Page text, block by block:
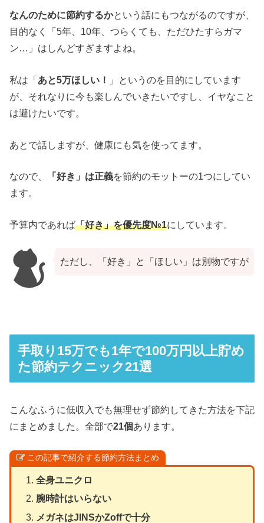
なんのために節約するかという話にもつながるのですが、
目的なく「5年、10年、つらくても、ただひたすらガマ
ン…」はしんどすぎますよね。
私は「 あと5万ほしい！
」というのを目的にしています
が、それなりに今も楽しんでいきたいですし、イヤなこと
は避けたいです。
あとで話しますが、健康にも気を使ってます。
なので、 「好き」は正義を節約のモットーの1つにしてい
ます。
予算内であれば「好き」を優先度№1にしています。
ただし、「好き」と「ほしい」は別物ですが
手取り15万でも1年で100万円以上貯め
た節約テクニック21選
こんなふうに低収入でも無理せず節約してきた方法を下記
にまとめました。全部で21個あります。
この記事で紹介する節約方法まとめ
全身ユニクロ
腕時計はいらない
メガネはJINSかZoffで十分